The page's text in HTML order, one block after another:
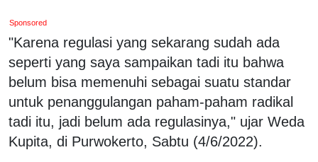
Sponsored
"Karena regulasi yang sekarang sudah ada
seperti yang saya sampaikan tadi itu bahwa
belum bisa memenuhi sebagai suatu standar
untuk penanggulangan paham-paham radikal
tadi itu, jadi belum ada regulasinya," ujar Weda
Kupita, di Purwokerto, Sabtu (4/6/2022).